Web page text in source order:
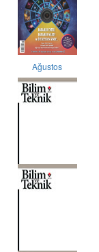
Ağustos